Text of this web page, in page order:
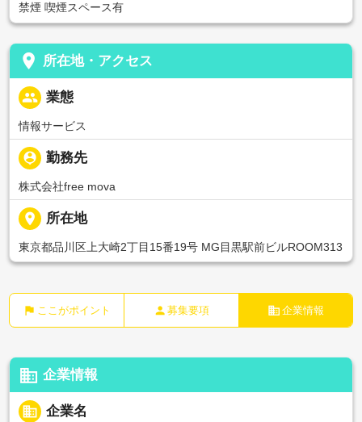
禁煙 喫煙スペース有
place 所在地・アクセス
people 業態
情報サービス
person_pin 勤務先
株式会社free mova
place 所在地
東京都品川区上大崎2丁目15番19号 MG目黒駅前ビルROOM313
flag ここがポイント person 募集要項 business 企業情報
business 企業情報
business 企業名